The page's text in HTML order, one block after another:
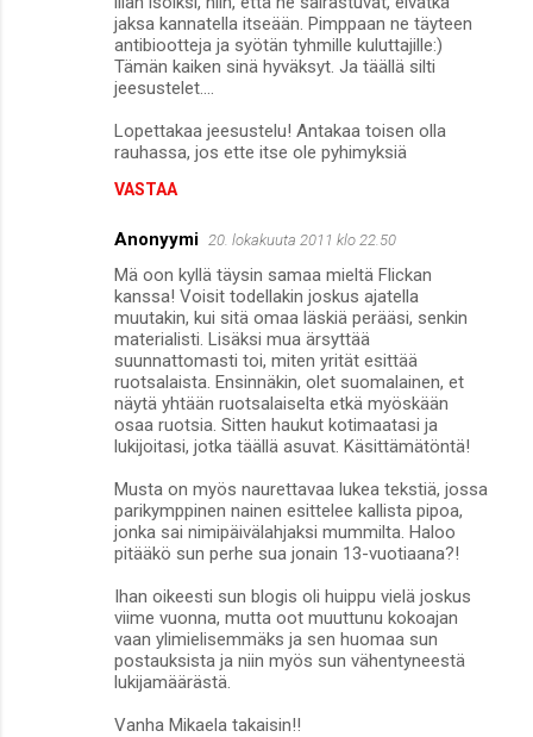
jaksa kannatella itseään. Pimppaan ne täyteen
antibiootteja ja syötän tyhmille kuluttajille:)
Tämän kaiken sinä hyväksyt. Ja täällä silti
jeesustelet....
Lopettakaa jeesustelu! Antakaa toisen olla
rauhassa, jos ette itse ole pyhimyksiä
VASTAA
Anonyymi 20. lokakuuta 2011 klo 22.50
Mä oon kyllä täysin samaa mieltä Flickan
kanssa! Voisit todellakin joskus ajatella
muutakin, kui sitä omaa läskiä perääsi, senkin
materialisti. Lisäksi mua ärsyttää
suunnattomasti toi, miten yrität esittää
ruotsalaista. Ensinnäkin, olet suomalainen, et
näytä yhtään ruotsalaiselta etkä myöskään
osaa ruotsia. Sitten haukut kotimaatasi ja
lukijoitasi, jotka täällä asuvat. Käsittämätöntä!
Musta on myös naurettavaa lukea tekstiä, jossa
parikymppinen nainen esittelee kallista pipoa,
jonka sai nimipäivälahjaksi mummilta. Haloo
pitääkö sun perhe sua jonain 13-vuotiaana?!
Ihan oikeesti sun blogis oli huippu vielä joskus
viime vuonna, mutta oot muuttunu kokoajan
vaan ylimielisemmäks ja sen huomaa sun
postauksista ja niin myös sun vähentyneestä
lukijamäärästä.
Vanha Mikaela takaisin!!